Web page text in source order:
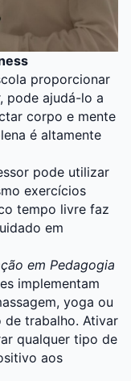
proporcionar
pode ajudá-lo a
corpo e mente
é altamente
pode utilizar
exercícios
tempo livre faz
em
em Pedagogia
implementam
yoga ou
trabalho. Ativar
qualquer tipo de
aos